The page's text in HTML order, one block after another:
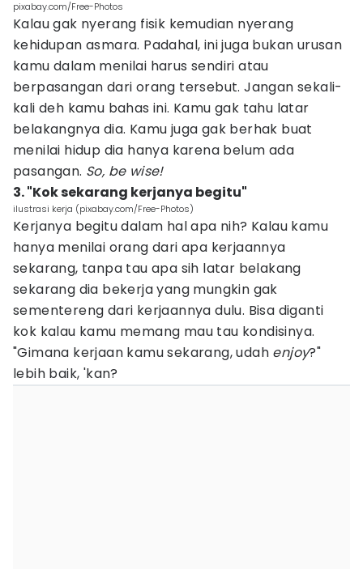
pixabay.com/Free-Photos
Kalau gak nyerang fisik kemudian nyerang
kehidupan asmara. Padahal, ini juga bukan urusan
kamu dalam menilai harus sendiri atau
berpasangan dari orang tersebut. Jangan sekali-
kali deh kamu bahas ini. Kamu gak tahu latar
belakangnya dia. Kamu juga gak berhak buat
menilai hidup dia hanya karena belum ada
pasangan. So, be wise!
3. "Kok sekarang kerjanya begitu"
ilustrasi kerja (pixabay.com/Free-Photos)
Kerjanya begitu dalam hal apa nih? Kalau kamu
hanya menilai orang dari apa kerjaannya
sekarang, tanpa tau apa sih latar belakang
sekarang dia bekerja yang mungkin gak
sementereng dari kerjaannya dulu. Bisa diganti
kok kalau kamu memang mau tau kondisinya.
"Gimana kerjaan kamu sekarang, udah enjoy?"
lebih baik, 'kan?